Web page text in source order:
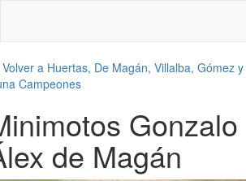
Volver a Huertas, De Magán, Villalba, Gómez
Campeones
de Magán